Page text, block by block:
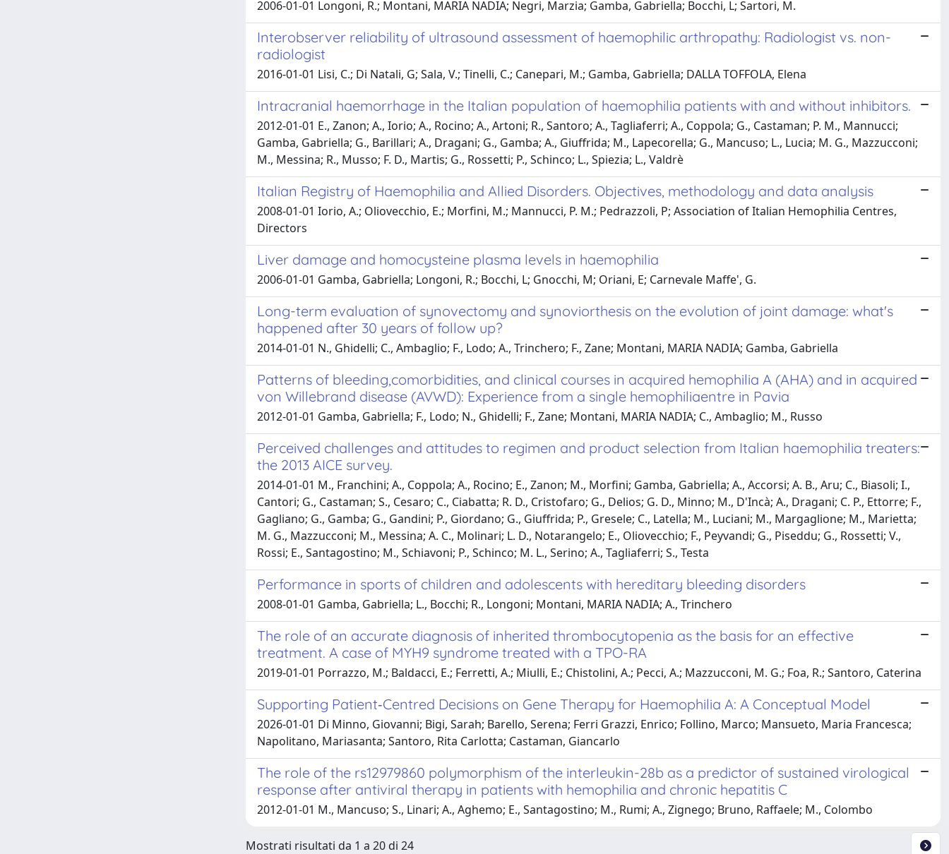
2006-01-01 Longoni, R.; Montani, MARIA NADIA; Negri, Marzia; Gamba, Gabriella; Bocchi, L; Sartori, M.
Interobserver reliability of ultrasound assessment of haemophilic arthropathy: Radiologist vs. non-
radiologist
2016-01-01 Lisi, C.; Di Natali, G; Sala, V.; Tinelli, C.; Canepari, M.; Gamba, Gabriella; DALLA TOFFOLA, Elena
Intracranial haemorrhage in the Italian population of haemophilia patients with and without inhibitors.
2012-01-01 E., Zanon; A., Iorio; A., Rocino; A., Artoni; R., Santoro; A., Tagliaferri; A., Coppola; G., Castaman; P. M., Mannucci;
Gamba, Gabriella; G., Barillari; A., Dragani; G., Gamba; A., Giuffrida; M., Lapecorella; G., Mancuso; L., Lucia; M. G., Mazzucconi;
M., Messina; R., Musso; F. D., Martis; G., Rossetti; P., Schinco; L., Spiezia; L., Valdrè
Italian Registry of Haemophilia and Allied Disorders. Objectives, methodology and data analysis
2008-01-01 Iorio, A.; Oliovecchio, E.; Morfini, M.; Mannucci, P. M.; Pedrazzoli, P; Association of Italian Hemophilia Centres,
Directors
Liver damage and homocysteine plasma levels in haemophilia
2006-01-01 Gamba, Gabriella; Longoni, R.; Bocchi, L; Gnocchi, M; Oriani, E; Carnevale Maffe', G.
Long-term evaluation of synovectomy and synoviorthesis on the evolution of joint damage: what's
happened after 30 years of follow up?
2014-01-01 N., Ghidelli; C., Ambaglio; F., Lodo; A., Trinchero; F., Zane; Montani, MARIA NADIA; Gamba, Gabriella
Patterns of bleeding,comorbidities, and clinical courses in acquired hemophilia A (AHA) and in acquired
von Willebrand disease (AVWD): Experience from a single hemophiliaentre in Pavia
2012-01-01 Gamba, Gabriella; F., Lodo; N., Ghidelli; F., Zane; Montani, MARIA NADIA; C., Ambaglio; M., Russo
Perceived challenges and attitudes to regimen and product selection from Italian haemophilia treaters:
the 2013 AICE survey.
2014-01-01 M., Franchini; A., Coppola; A., Rocino; E., Zanon; M., Morfini; Gamba, Gabriella; A., Accorsi; A. B., Aru; C., Biasoli; I.,
Cantori; G., Castaman; S., Cesaro; C., Ciabatta; R. D., Cristofaro; G., Delios; G. D., Minno; M., D'Incà; A., Dragani; C. P., Ettorre; F.,
Gagliano; G., Gamba; G., Gandini; P., Giordano; G., Giuffrida; P., Gresele; C., Latella; M., Luciani; M., Margaglione; M., Marietta;
M. G., Mazzucconi; M., Messina; A. C., Molinari; L. D., Notarangelo; E., Oliovecchio; F., Peyvandi; G., Piseddu; G., Rossetti; V.,
Rossi; E., Santagostino; M., Schiavoni; P., Schinco; M. L., Serino; A., Tagliaferri; S., Testa
Performance in sports of children and adolescents with hereditary bleeding disorders
2008-01-01 Gamba, Gabriella; L., Bocchi; R., Longoni; Montani, MARIA NADIA; A., Trinchero
The role of an accurate diagnosis of inherited thrombocytopenia as the basis for an effective
treatment. A case of MYH9 syndrome treated with a TPO-RA
2019-01-01 Porrazzo, M.; Baldacci, E.; Ferretti, A.; Miulli, E.; Chistolini, A.; Pecci, A.; Mazzucconi, M. G.; Foa, R.; Santoro, Caterina
Supporting Patient‐Centred Decisions on Gene Therapy for Haemophilia A: A Conceptual Model
2026-01-01 Di Minno, Giovanni; Bigi, Sarah; Barello, Serena; Ferri Grazzi, Enrico; Follino, Marco; Mansueto, Maria Francesca;
Napolitano, Mariasanta; Santoro, Rita Carlotta; Castaman, Giancarlo
The role of the rs12979860 polymorphism of the interleukin-28b as a predictor of sustained virological
response after antiviral therapy in patients with hemophilia and chronic hepatitis C
2012-01-01 M., Mancuso; S., Linari; A., Aghemo; E., Santagostino; M., Rumi; A., Zignego; Bruno, Raffaele; M., Colombo
Mostrati risultati da 1 a 20 di 24